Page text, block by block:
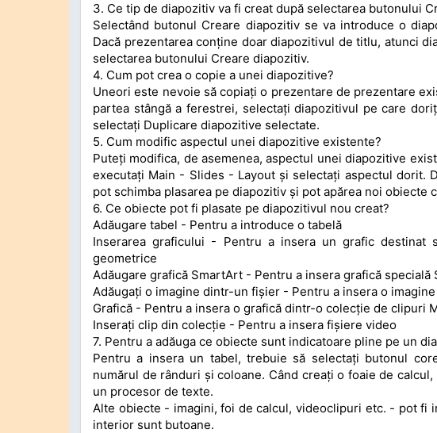
3. Ce tip de diapozitiv va fi creat după selectarea butonului
Selectând butonul Creare diapozitiv se va introduce o
Dacă prezentarea conține doar diapozitivul de titlu, atunci
selectarea butonului Creare diapozitiv.
4. Cum pot crea o copie a unei diapozitive?
Uneori este nevoie să copiați o prezentare de prezentare
partea stângă a ferestrei, selectați diapozitivul pe care
selectați Duplicare diapozitive selectate.
5. Cum modific aspectul unei diapozitive existente?
Puteți modifica, de asemenea, aspectul unei diapozitive
executați Main - Slides - Layout și selectați aspectul dorit.
pot schimba plasarea pe diapozitiv și pot apărea noi obiecte
6. Ce obiecte pot fi plasate pe diapozitivul nou creat?
Adăugare tabel - Pentru a introduce o tabelă
Inserarea graficului - Pentru a insera un grafic destinat
geometrice
Adăugare grafică SmartArt - Pentru a insera grafică
Adăugați o imagine dintr-un fișier - Pentru a insera o
Grafică - Pentru a insera o grafică dintr-o colecție de clipuri
Inserați clip din colecție - Pentru a insera fișiere video
7. Pentru a adăuga ce obiecte sunt indicatoare pline pe un
Pentru a insera un tabel, trebuie să selectați butonul
numărul de rânduri și coloane. Când creați o foaie de
un procesor de texte.
Alte obiecte - imagini, foi de calcul, videoclipuri etc. - pot fi
interior sunt butoane.